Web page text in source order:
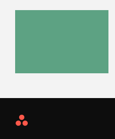
Asana